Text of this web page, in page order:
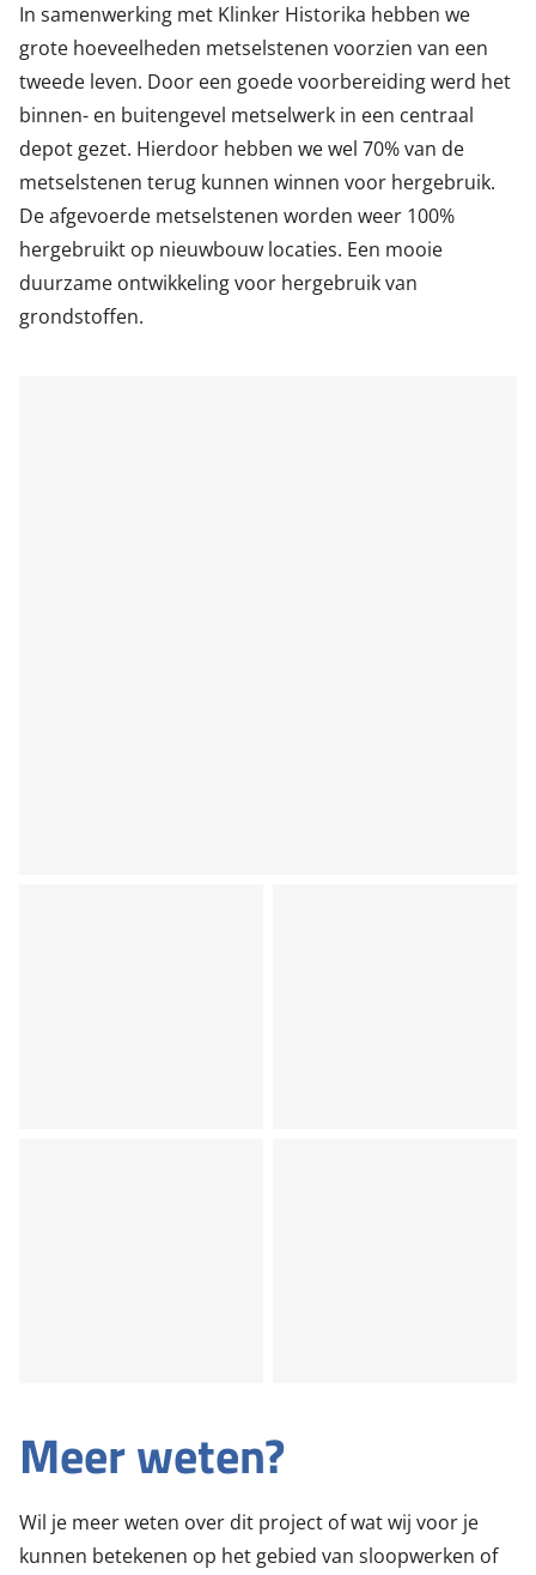
In samenwerking met Klinker Historika hebben we
grote hoeveelheden metselstenen voorzien van een
tweede leven. Door een goede voorbereiding werd het
binnen- en buitengevel metselwerk in een centraal
depot gezet. Hierdoor hebben we wel 70% van de
metselstenen terug kunnen winnen voor hergebruik.
De afgevoerde metselstenen worden weer 100%
hergebruikt op nieuwbouw locaties. Een mooie
duurzame ontwikkeling voor hergebruik van
grondstoffen.
Meer weten?
Wil je meer weten over dit project of wat wij voor je
kunnen betekenen op het gebied van sloopwerken of